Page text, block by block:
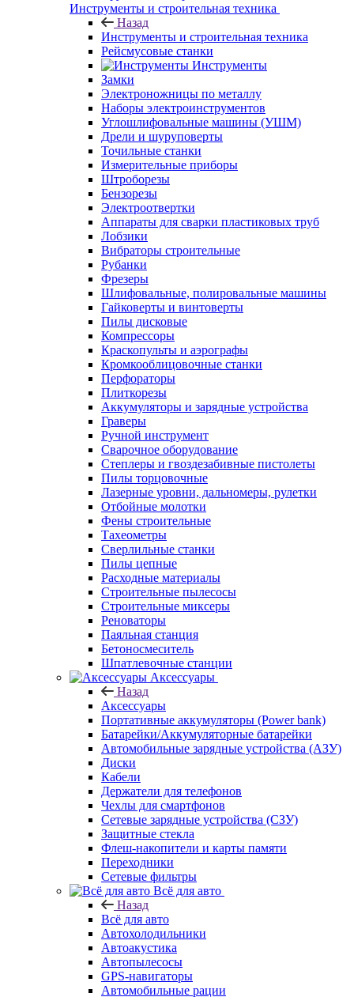
Инструменты и строительная техника
Назад
Инструменты и строительная техника
Рейсмусовые станки
Инструменты
Замки
Электроножницы по металлу
Наборы электроинструментов
Углошлифовальные машины (УШМ)
Дрели и шуруповерты
Точильные станки
Измерительные приборы
Штроборезы
Бензорезы
Электроотвертки
Аппараты для сварки пластиковых труб
Лобзики
Вибраторы строительные
Рубанки
Фрезеры
Шлифовальные, полировальные машины
Гайковерты и винтоверты
Пилы дисковые
Компрессоры
Краскопульты и аэрографы
Кромкооблицовочные станки
Перфораторы
Плиткорезы
Аккумуляторы и зарядные устройства
Граверы
Ручной инструмент
Сварочное оборудование
Степлеры и гвоздезабивные пистолеты
Пилы торцовочные
Лазерные уровни, дальномеры, рулетки
Отбойные молотки
Фены строительные
Тахеометры
Сверлильные станки
Пилы цепные
Расходные материалы
Строительные пылесосы
Строительные миксеры
Реноваторы
Паяльная станция
Бетоносмеситель
Шпатлевочные станции
Аксессуары
Назад
Аксессуары
Портативные аккумуляторы (Power bank)
Батарейки/Аккумуляторные батарейки
Автомобильные зарядные устройства (АЗУ)
Диски
Кабели
Держатели для телефонов
Чехлы для смартфонов
Сетевые зарядные устройства (СЗУ)
Защитные стекла
Флеш-накопители и карты памяти
Переходники
Сетевые фильтры
Всё для авто
Назад
Всё для авто
Автохолодильники
Автоакустика
Автопылесосы
GPS-навигаторы
Автомобильные рации